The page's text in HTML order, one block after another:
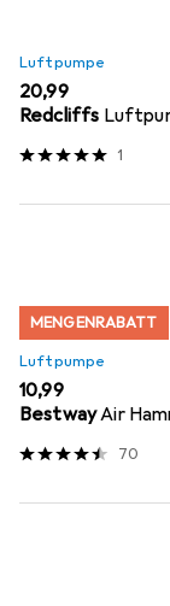
Luftpumpe
EUR
20,99
Redcliffs
1
MENGENRABATT
Luftpumpe
EUR
10,99
BestwayAir
70